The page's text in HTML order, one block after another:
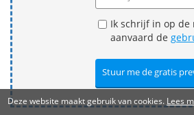
Ik schrijf in op
aanvaard de
Deze website maakt gebruik van cookies. Lees